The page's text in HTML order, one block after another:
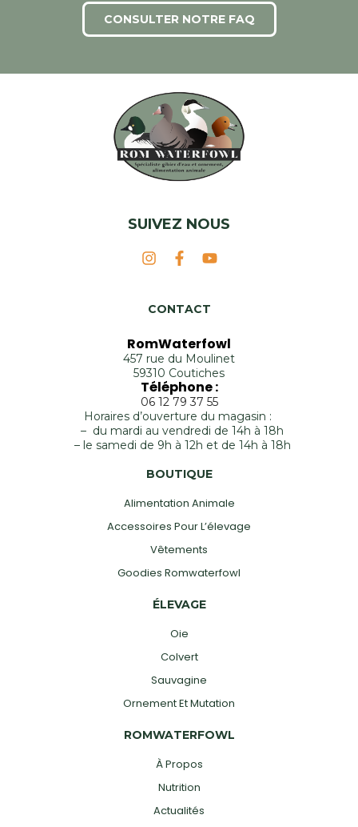
CONSULTER NOTRE FAQ
SUIVEZ NOUS
CONTACT
RomWaterfowl
457 rue du Moulinet
59310 Coutiches
Téléphone :
06 12 79 37 55
Horaires d’ouverture du magasin :
– du mardi au vendredi de 14h à 18h
– le samedi de 9h à 12h et de 14h à 18h
BOUTIQUE
Alimentation Animale
Accessoires Pour L’élevage
Vêtements
Goodies Romwaterfowl
ÉLEVAGE
Oie
Colvert
Sauvagine
Ornement Et Mutation
ROMWATERFOWL
À Propos
Nutrition
Actualités